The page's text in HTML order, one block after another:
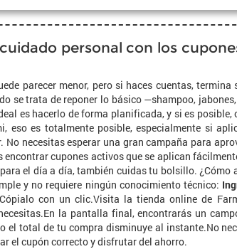
personal con los
parecer menor, pero si haces cuentas, termina
se trata de reponer lo básico —shampoo,
es hacerlo de forma planificada, y si es posible,
eso es totalmente posible, especialmente si
necesitas esperar una gran campaña para
cupones activos que se aplican
el día a día, también cuidas tu bolsillo. ¿Cómo
y no requiere ningún conocimiento técnico:
con un clic.Visita la tienda online de
la pantalla final, encontrarás un
el total de tu compra disminuye al instante.No
el cupón correcto y disfrutar del ahorro.